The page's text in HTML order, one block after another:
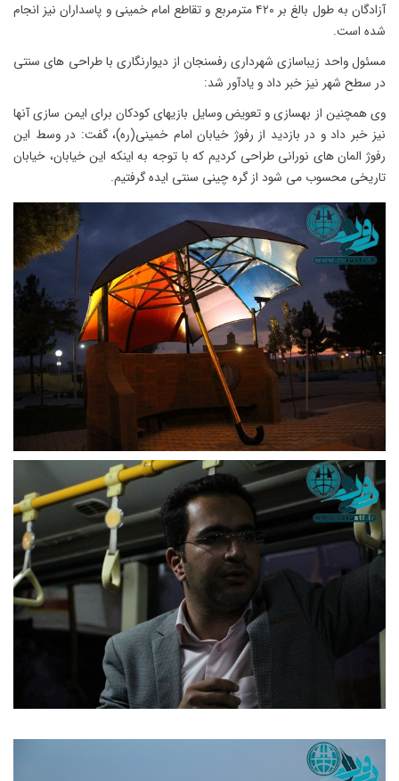
آزادگان به طول بالغ بر ۴۲۰ مترمربع و تقاطع امام خمینی و پاسداران نیز انجام
شده است.
مسئول واحد زیباسازی شهرداری رفسنجان از دیوارنگاری با طراحی های سنتی
در سطح شهر نیز خبر داد و یادآور شد:
وی همچنین از بهسازی و تعویض وسایل بازیهای کودکان برای ایمن سازی آنها
نیز خبر داد و در بازدید از رفوژ خیابان امام خمینی(ره)، گفت: در وسط این
رفوژ المان های نورانی طراحی کردیم که با توجه به اینکه این خیابان، خیابان
تاریخی محسوب می شود از گره چینی سنتی ایده گرفتیم.